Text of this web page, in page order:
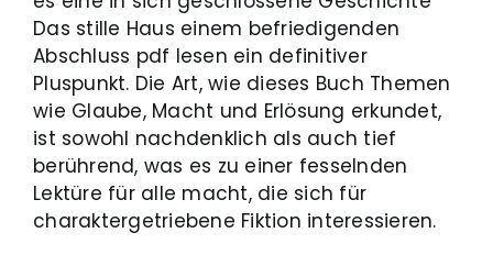
Das stille Haus einem befriedigenden
Abschluss pdf lesen ein definitiver
Pluspunkt. Die Art, wie dieses Buch Themen
wie Glaube, Macht und Erlösung erkundet,
ist sowohl nachdenklich als auch tief
berührend, was es zu einer fesselnden
Lektüre für alle macht, die sich für
charaktergetriebene Fiktion interessieren.